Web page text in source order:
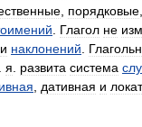
порядковые
Глагол не
и наклонений
я развита система
дативная и